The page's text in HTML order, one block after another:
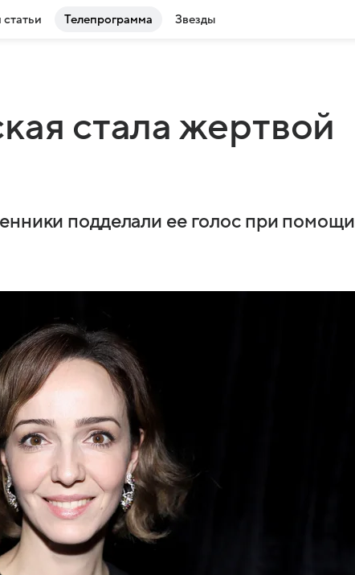
статьи Телепрограмма Звезды
стала жертвой
подделали ее голос при помощи